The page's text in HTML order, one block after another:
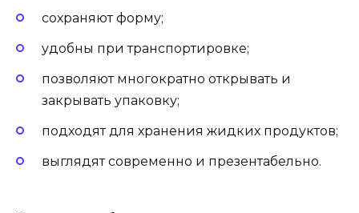
сохраняют форму;
удобны при транспортировке;
позволяют многократно открывать и
закрывать упаковку;
подходят для хранения жидких продуктов;
выглядят современно и презентабельно.